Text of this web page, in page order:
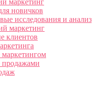
маркетинг
новичков
исследования и анализ
маркетинг
клиентов
маркетингом
продажами